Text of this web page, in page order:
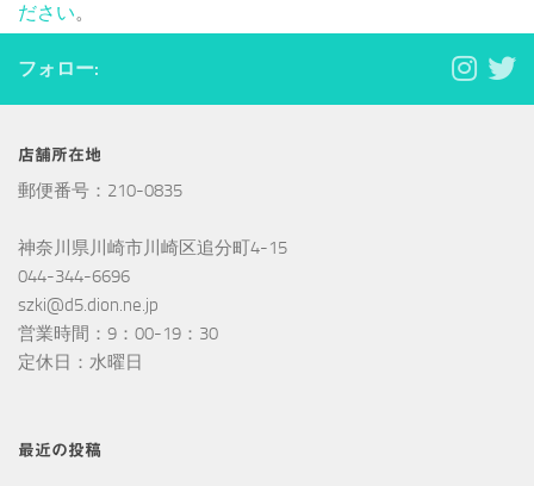
ださい。
フォロー:
店舗所在地
郵便番号：210-0835
神奈川県川崎市川崎区追分町4-15
044-344-6696
szki@d5.dion.ne.jp
営業時間：9：00-19：30
定休日：水曜日
最近の投稿